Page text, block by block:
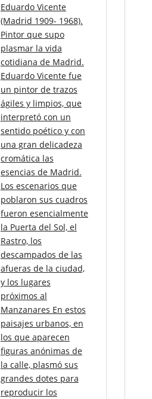
Eduardo Vicente
(Madrid 1909- 1968).
Pintor que supo
plasmar la vida
cotidiana de Madrid.
Eduardo Vicente fue
un pintor de trazos
ágiles y limpios, que
interpretó con un
sentido poético y con
una gran delicadeza
cromática las
esencias de Madrid.
Los escenarios que
poblaron sus cuadros
fueron esencialmente
la Puerta del Sol, el
Rastro, los
descampados de las
afueras de la ciudad,
y los lugares
próximos al
Manzanares En estos
paisajes urbanos, en
los que aparecen
figuras anónimas de
la calle, plasmó sus
grandes dotes para
reproducir los